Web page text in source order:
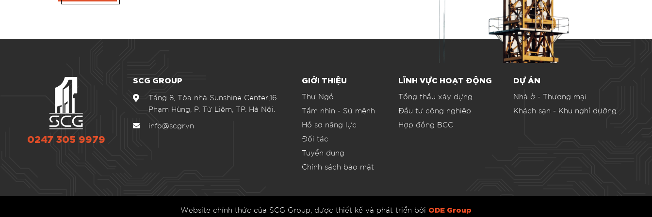
0247 305 9979
SCG GROUP
Tầng 8, Tòa nhà Sunshine Center,16
Phạm Hùng, P. Từ Liêm, TP. Hà Nội.
info@scgr.vn
GIỚI THIỆU
Thư Ngỏ
Tầm nhìn - Sứ mệnh
Hồ sơ năng lực
Đối tác
Tuyển dụng
Chính sách bảo mật
LĨNH VỰC HOẠT ĐỘNG
Tổng thầu xây dựng
Đầu tư công nghiệp
Hợp đồng BCC
DỰ ÁN
Nhà ở - Thương mại
Khách sạn - Khu nghỉ dưỡng
Website chính thức của SCG Group, được thiết kế và phát triển bởi ODE Group